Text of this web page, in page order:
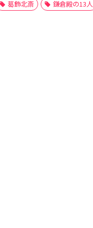
葛飾北斎 鎌倉殿の13人